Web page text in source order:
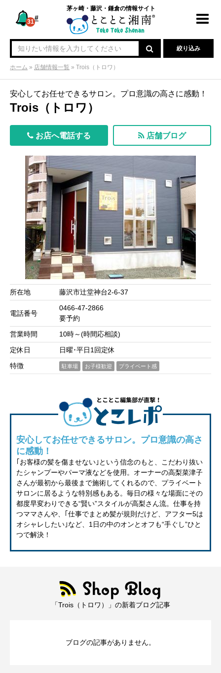
#
31
茅ヶ崎・藤沢・鎌倉の情報サイト
絞り込み
ホーム » 店舗情報一覧 » Trois（トロワ）
安心してお任せできるサロン。プロ意識の高さに感動！
Trois（トロワ）
お店へ電話する 店舗ブログ
所在地 藤沢市辻堂神台2-6-37
電話番号
0466-47-2866
要予約
営業時間
10時～(時間応相談)
定休日
日曜･平日1回定休
特徴
駐車場 お子様歓迎 プライベート感
安心してお任せできるサロン。プロ意識の高さ
に感動！
｢お客様の髪を傷ませない｣という信念のもと、こだわり抜い
たシャンプーやパーマ液などを使用。オーナーの高梨菜津子
さんが最初から最後まで施術してくれるので、プライベート
サロンに居るような特別感もある。毎日の様々な場面にその
都度早変わりできる“賢い”スタイルが高梨さん流。仕事を持
つママさんや、｢仕事でまとめ髪が規則だけど、アフター5は
オシャレしたい｣など、1日の中のオンとオフも“手ぐし”ひと
つで解決！
「Trois（トロワ）」の新着ブログ記事
ブログの記事がありません。